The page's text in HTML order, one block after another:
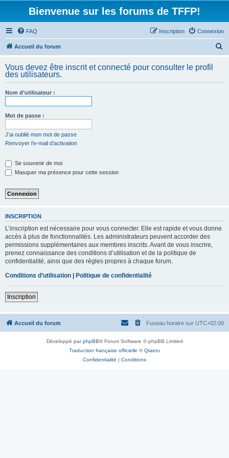
Bienvenue sur les forums de TFFP!
FAQ Connexion
Inscription
Accueil du forum
h
Vous devez être inscrit et connecté pour consulter le profil
des utilisateurs.
Nom d’utilisateur :
Mot de passe :
J’ai oublié mon mot de passe
Renvoyer l’e-mail d’activation
Se souvenir de moi
Masquer ma présence pour cette session
INSCRIPTION
L’inscription est nécessaire pour vous connecter. Elle est rapide et vous donne
accès à plus de fonctionnalités. Les administrateurs peuvent accorder des
permissions supplémentaires aux membres inscrits. Avant de vous inscrire,
prenez connaissance des conditions d’utilisation et de la politique de
confidentialité, ainsi que des règles propres à chaque forum.
Conditions d’utilisation | Politique de confidentialité
Inscription
Accueil du forum Fuseau horaire sur UTC+02:00
Développé parphpBB® Forum Software © phpBB Limited
Traduction française officielle ©Qiaeru
Confidentialité | Conditions